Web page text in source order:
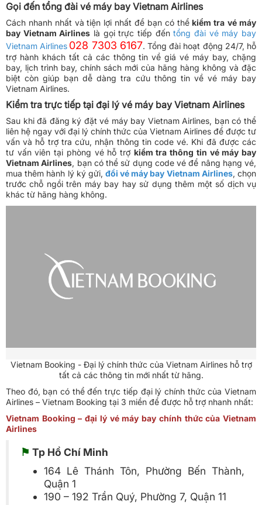
Gọi đến tổng đài vé máy bay Vietnam Airlines
Cách nhanh nhất và tiện lợi nhất để bạn có thểkiểm tra vé máy
bay Vietnam Airlines là gọi trực tiếp đếntổng đài vé máy bay
Vietnam Airlines 028 7303 6167. Tổng đài hoạt động 24/7, hỗ
trợ hành khách tất cả các thông tin về giá vé máy bay, chặng
bay, lịch trình bay, chính sách mới của hãng hàng không và đặc
biệt còn giúp bạn dễ dàng tra cứu thông tin về vé máy bay
Vietnam Airlines.
Kiểm tra trực tiếp tại đại lý vé máy bay Vietnam Airlines
Sau khi đã đăng ký đặt vé máy bay Vietnam Airlines, bạn có thể
liên hệ ngay với đại lý chính thức của Vietnam Airlines để được tư
vấn và hỗ trợ tra cứu, nhận thông tin code vé. Khi đã được các
tư vấn viên tại phòng vé hỗ trợ kiểm tra thông tin vé máy bay
Vietnam Airlines, bạn có thể sử dụng code vé để nâng hạng vé,
mua thêm hành lý ký gửi, đổi vé máy bay Vietnam Airlines, chọn
trước chỗ ngồi trên máy bay hay sử dụng thêm một số dịch vụ
khác từ hãng hàng không.
Vietnam Booking - Đại lý chính thức của Vietnam Airlines hỗ trợ
tất cả các thông tin mới nhất từ hãng.
Theo đó, bạn có thể đến trực tiếp đại lý chính thức của Vietnam
Airlines – Vietnam Booking tại 3 miền để được hỗ trợ nhanh nhất:
Vietnam Booking – đại lý vé máy bay chính thức của Vietnam
Airlines
⚑ Tp Hồ Chí Minh
164 Lê Thánh Tôn, Phường Bến Thành,
Quận 1
190 – 192 Trần Quý, Phường 7, Quận 11